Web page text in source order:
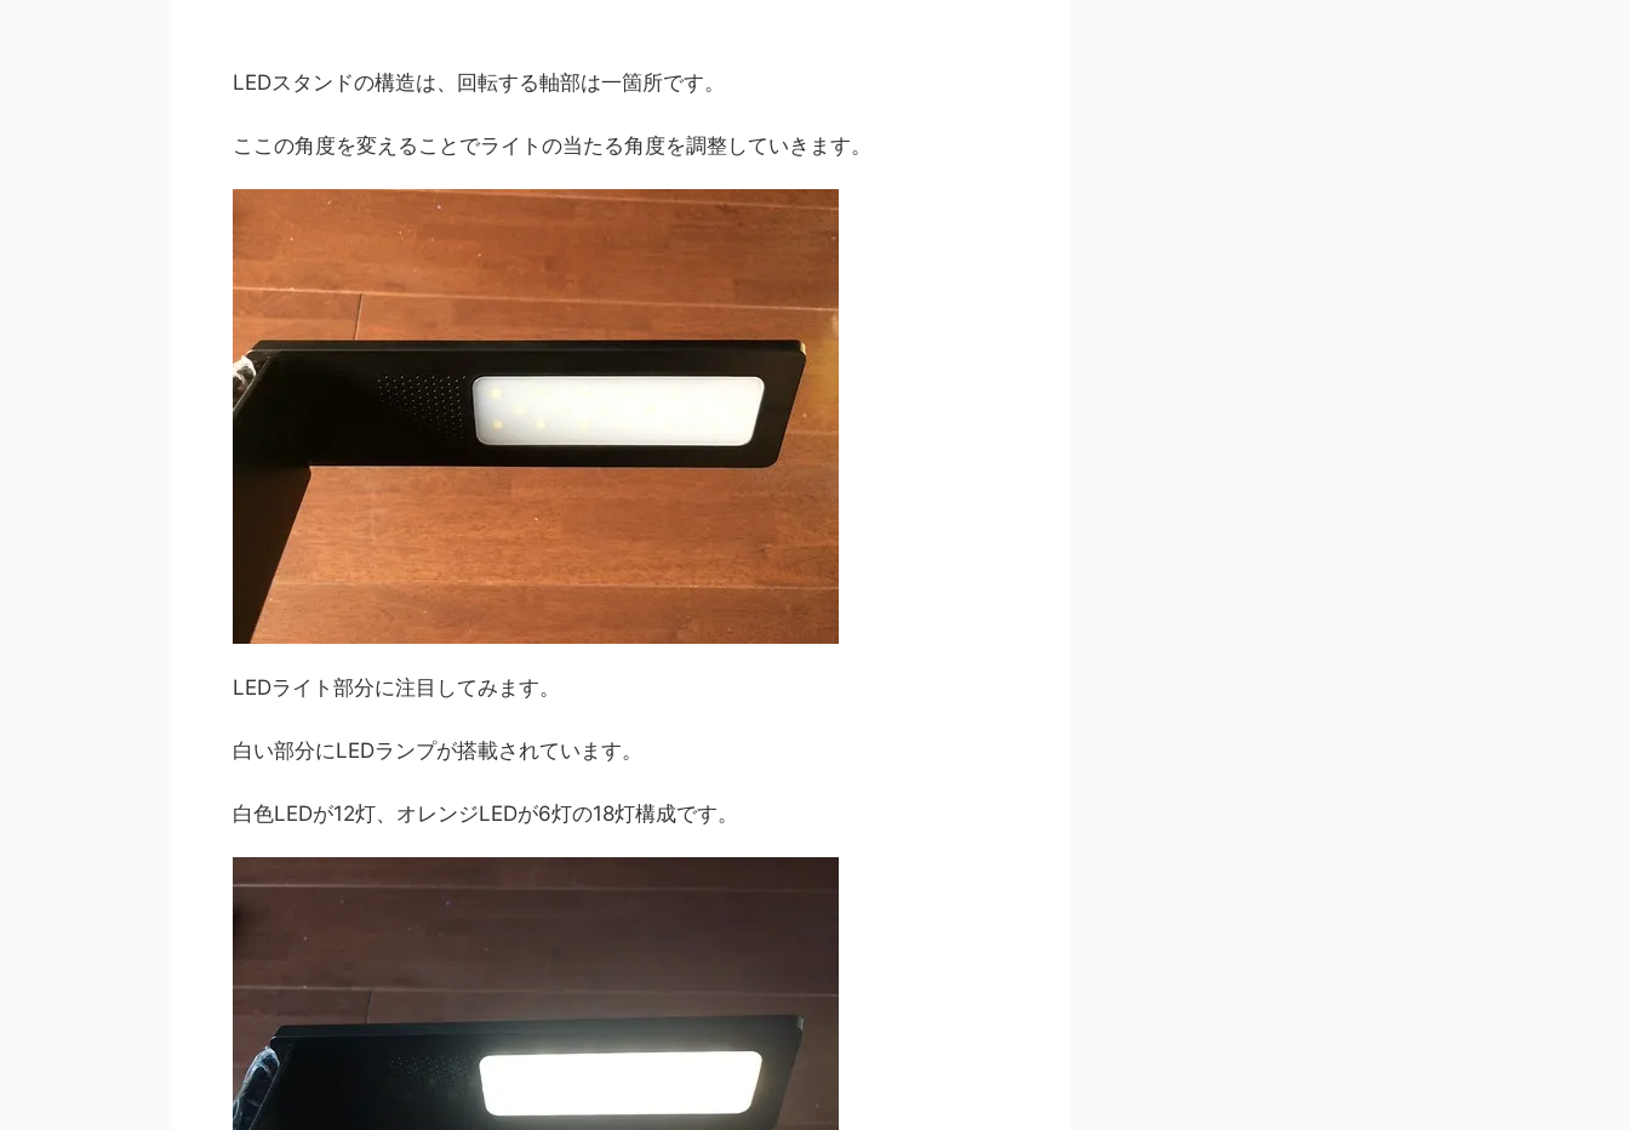
LEDスタンドの構造は、回転する軸部は一箇所です。
ここの角度を変えることでライトの当たる角度を調整していきます。
LEDライト部分に注目してみます。
白い部分にLEDランプが搭載されています。
白色LEDが12灯、オレンジLEDが6灯の18灯構成です。